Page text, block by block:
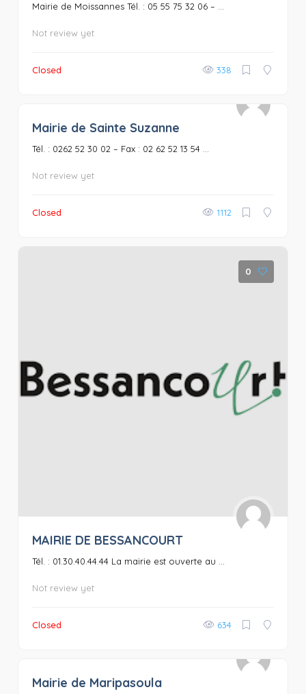
Mairie de Moissannes Tél. : 05 55 75 32 06 – ...
Not review yet
Closed 338
Mairie de Sainte Suzanne
Tél. : 0262 52 30 02 – Fax : 02 62 52 13 54 ...
Not review yet
Closed 1112
0
MAIRIE DE BESSANCOURT
Tél. : 01.30.40.44.44 La mairie est ouverte au ...
Not review yet
Closed 634
Mairie de Maripasoula